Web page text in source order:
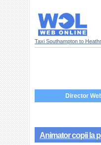
Taxi Southampton to
Director
Animator copii la